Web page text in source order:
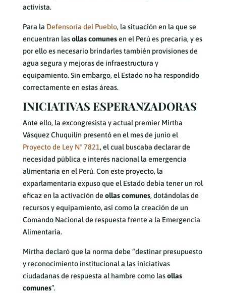
activista.
Para la Defensoría del Pueblo, la situación en la que se
encuentran lasollas comunesen el Perú es precaria, y es
por ello es necesario brindarles también provisiones de
agua segura y mejoras de infraestructura y
equipamiento. Sin embargo, el Estado no ha respondido
correctamente en estas áreas.
INICIATIVAS ESPERANZADORAS
Ante ello, la excongresista y actual premier Mirtha
Vásquez Chuquilín presentó en el mes de junio el
Proyecto de Ley N° 7821, el cual buscaba declarar de
necesidad pública e interés nacional la emergencia
alimentaria en el Perú. Con este proyecto, la
exparlamentaria expuso que el Estado debía tener un rol
eficaz en la activación de ollas comunes, dotándolas de
recursos y equipamiento, así como la creación de un
Comando Nacional de respuesta frente a la Emergencia
Alimentaria.
Mirtha declaró que la norma debe “destinar presupuesto
y reconocimiento institucional a las iniciativas
ciudadanas de respuesta al hambre como lasollas
comunes”.